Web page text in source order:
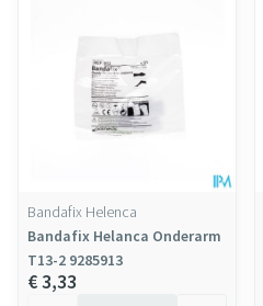
Bandafix Helenca
Bandafix Helanca Onderarm
T13-2 9285913
€ 3,33